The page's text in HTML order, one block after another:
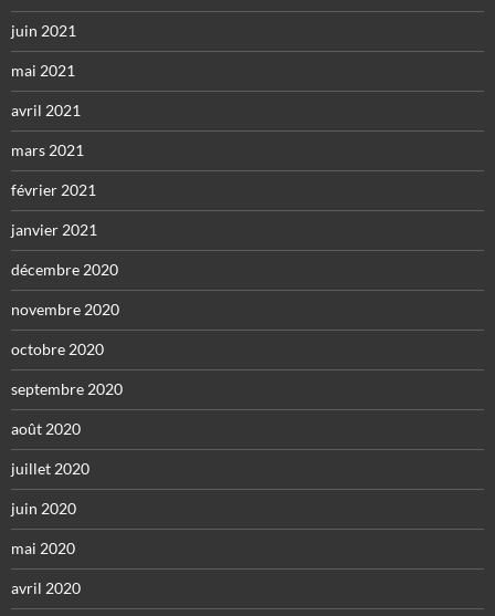
juin 2021
mai 2021
avril 2021
mars 2021
février 2021
janvier 2021
décembre 2020
novembre 2020
octobre 2020
septembre 2020
août 2020
juillet 2020
juin 2020
mai 2020
avril 2020